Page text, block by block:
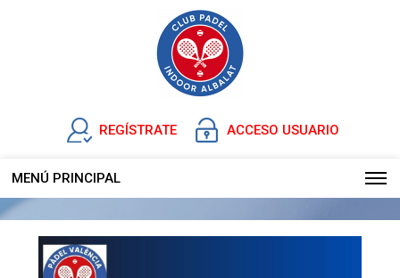
REGÍSTRATE ACCESO USUARIO
MENÚ PRINCIPAL